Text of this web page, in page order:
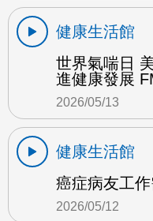
健康生活館
世界氣喘日
進健康發展
2026/05/13
健康生活館
癌症病友工
2026/05/12